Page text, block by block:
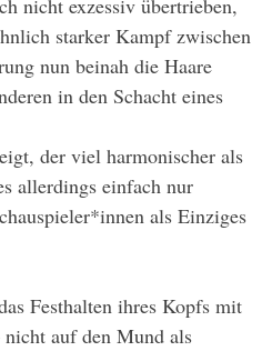
nicht exzessiv übertrieben,
starker Kampf zwischen
nun beinah die Haare
in den Schacht eines
allerdings einfach nur
als Einziges
auf den Mund als